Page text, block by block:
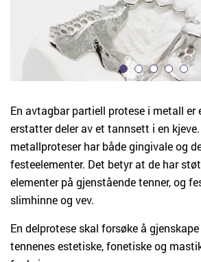
En avtagbar partiell protese i metall er
erstatter deler av et tannsett i en
metallproteser har både gingivale og
festeelementer. Det betyr at de har
elementer på gjenstående tenner, og
slimhinne og vev.
En delprotese skal forsøke å
tennenes estetiske, fonetiske og